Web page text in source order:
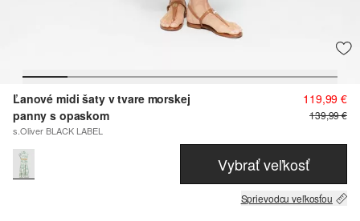
Ľanové midi šaty v tvare morskej
panny s opaskom
s.Oliver BLACK LABEL
119,99 €
139,99 €
Vybrať veľkosť
Sprievodcu veľkosťou